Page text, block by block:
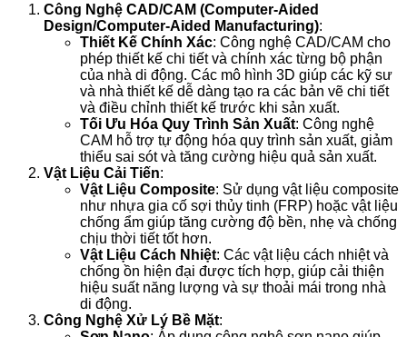
Công Nghệ CAD/CAM (Computer-Aided
Design/Computer-Aided Manufacturing):
Thiết Kế Chính Xác: Công nghệ CAD/CAM cho
phép thiết kế chi tiết và chính xác từng bộ phận
của nhà di động. Các mô hình 3D giúp các kỹ sư
và nhà thiết kế dễ dàng tạo ra các bản vẽ chi tiết
và điều chỉnh thiết kế trước khi sản xuất.
Tối Ưu Hóa Quy Trình Sản Xuất: Công nghệ
CAM hỗ trợ tự động hóa quy trình sản xuất, giảm
thiểu sai sót và tăng cường hiệu quả sản xuất.
Vật Liệu Cải Tiến:
Vật Liệu Composite: Sử dụng vật liệu composite
như nhựa gia cố sợi thủy tinh (FRP) hoặc vật liệu
chống ẩm giúp tăng cường độ bền, nhẹ và chống
chịu thời tiết tốt hơn.
Vật Liệu Cách Nhiệt: Các vật liệu cách nhiệt và
chống ồn hiện đại được tích hợp, giúp cải thiện
hiệu suất năng lượng và sự thoải mái trong nhà
di động.
Công Nghệ Xử Lý Bề Mặt: